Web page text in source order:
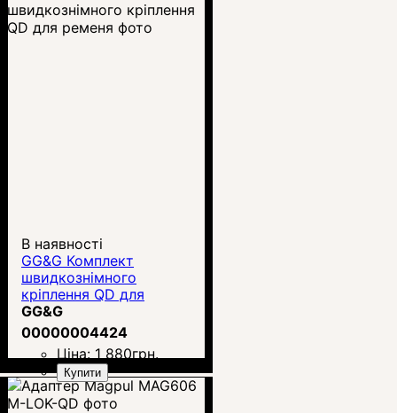
В наявності
GG&G Комплект
швидкознімного
кріплення QD для
ременя
GG&G
00000004424
Ціна: 1 880грн.
Купити